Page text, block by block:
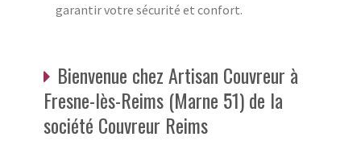
garantir votre sécurité et confort.
Bienvenue chez Artisan Couvreur à
Fresne-lès-Reims (Marne 51) de la
société Couvreur Reims